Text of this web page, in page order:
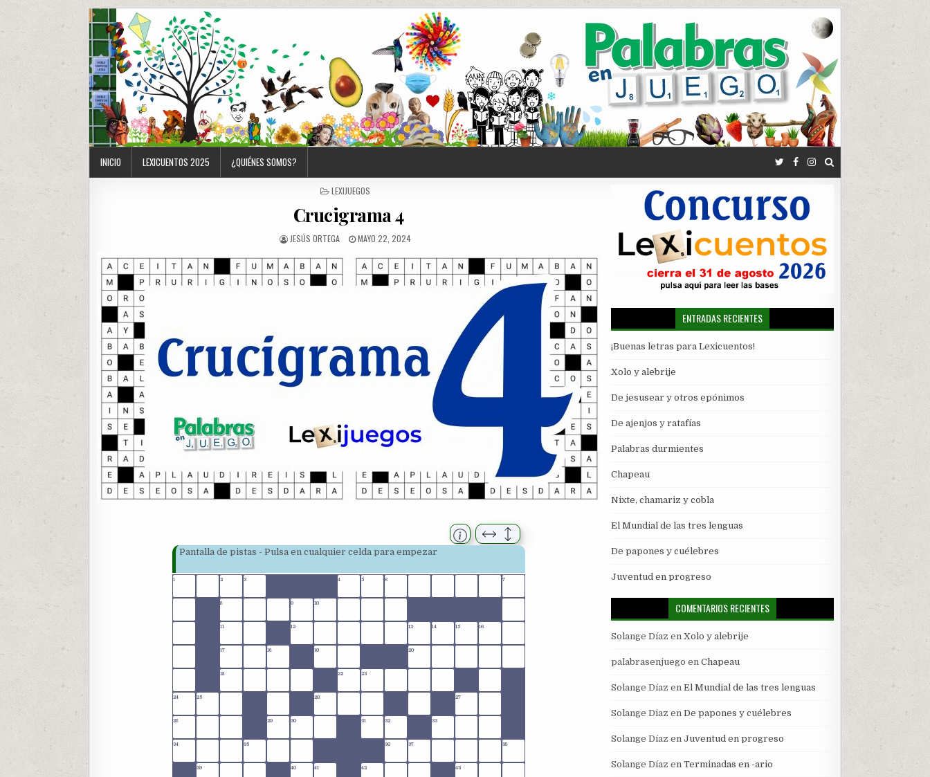
INICIO LEXICUENTOS 2025 ¿QUIÉNES SOMOS?
POSTED
LEXIJUEGOS
Crucigrama 4
JESÚS ORTEGA MAYO 22, 2024
Pantalla de pistas - Pulsa en cualquier celda para empezar
1 2 3 4 5 6 7
8 9 10
11 12 13 14 15 16
17 18 19 20
21 22 23
24 25 26 27
28 29 30 31 32 33
34 35 36 37 38
39 40 41 42 43
ENTRADAS RECIENTES
¡Buenas letras para Lexicuentos!
Xolo y alebrije
De jesusear y otros epónimos
De ajenjos y ratafías
Palabras durmientes
Chapeau
Nixte, chamariz y cobla
El Mundial de las tres lenguas
De papones y cuélebres
Juventud en progreso
COMENTARIOS RECIENTES
Solange Díaz enXolo y alebrije
palabrasenjuego enChapeau
Solange Díaz enEl Mundial de las tres lenguas
Solange Diaz enDe papones y cuélebres
Solange Díaz enJuventud en progreso
Solange Díaz enTerminadas en -ario